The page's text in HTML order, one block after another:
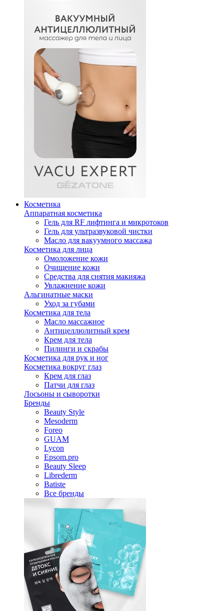
Косметика
Аппаратная косметика
Гель для RF лифтинга и микротоков
Гель для ультразвуковой чистки
Масло для вакуумного массажа
Косметика для лица
Омоложение кожи
Очищение кожи
Средства для снятия макияжа
Увлажнение кожи
Альгинатные маски
Уход за губами
Косметика для тела
Масло массажное
Антицеллюлитный крем
Крем для тела
Пилинги и скрабы
Косметика для рук и ног
Косметика вокруг глаз
Крем для глаз
Патчи для глаз
Лосьоны и сыворотки
Бренды
Beauty Style
Mesoderm
Foreo
GUAM
Lycon
Epsom.pro
Beauty Sleep
Librederm
Batiste
Все бренды